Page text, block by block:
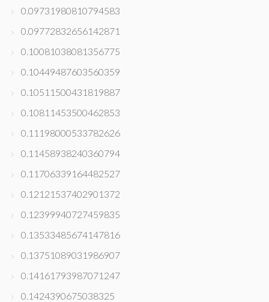
0.09731980810794583
0.09772832656142871
0.10081038081356775
0.10449487603560359
0.10511500431819887
0.10811453500462853
0.11198000533782626
0.11458938240360794
0.11706339164482527
0.12121537402901372
0.12399940727459835
0.13533485674147816
0.13751089031986907
0.14161793987071247
0.1424390675038325